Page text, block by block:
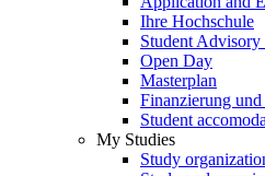
Ihre Hochschule
Student Advisory
Open Day
Masterplan
Finanzierung
Student
My Studies
Study